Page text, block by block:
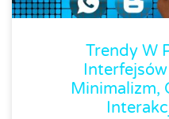
Trendy W
Minimalizm,